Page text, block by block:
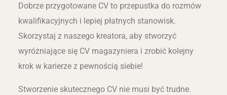
Dobrze przygotowane CV to przepustka do rozmów
kwalifikacyjnych i lepiej płatnych stanowisk.
Skorzystaj z naszego kreatora, aby stworzyć
wyróżniające się CV magazyniera i zrobić kolejny
krok w karierze z pewnością siebie!
Stworzenie skutecznego CV nie musi być trudne.